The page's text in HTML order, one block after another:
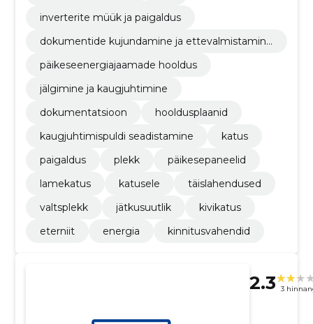
inverterite müük ja paigaldus
dokumentide kujundamine ja ettevalmistamin
päikeseenergiajaamade hooldus
jälgimine ja kaugjuhtimine
dokumentatsioon
hooldusplaanid
kaugjuhtimispuldi seadistamine
katus
paigaldus
plekk
päikesepaneelid
lamekatus
katusele
täislahendused
valtsplekk
jätkusuutlik
kivikatus
eterniit
energia kinnitusvahendid
2.3 3